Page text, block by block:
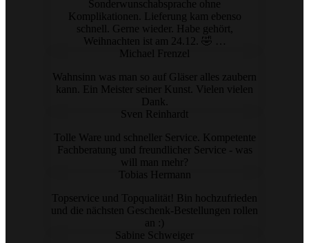
Sonderwunschabsprache ohne
Komplikationen. Lieferung kam ebenso
schnell. Gerne wieder. Habe gehört,
Weihnachten ist am 24.12. 🤣 …
Michael Frenzel
Wahnsinn was man so auf Gläser alles zaubern
kann. Ein Meister seiner Kunst. Vielen vielen
Dank.
Sven Reinhardt
Tolle Ware und schneller Service. Kompetente
Fachberatung und freundlicher Service - was
will man mehr?
Tobias Hermann
Topservice und Topqualität! Bin hochzufrieden
und die nächsten Geschenk-Bestellungen rollen
an :)
Sabine Schweiger